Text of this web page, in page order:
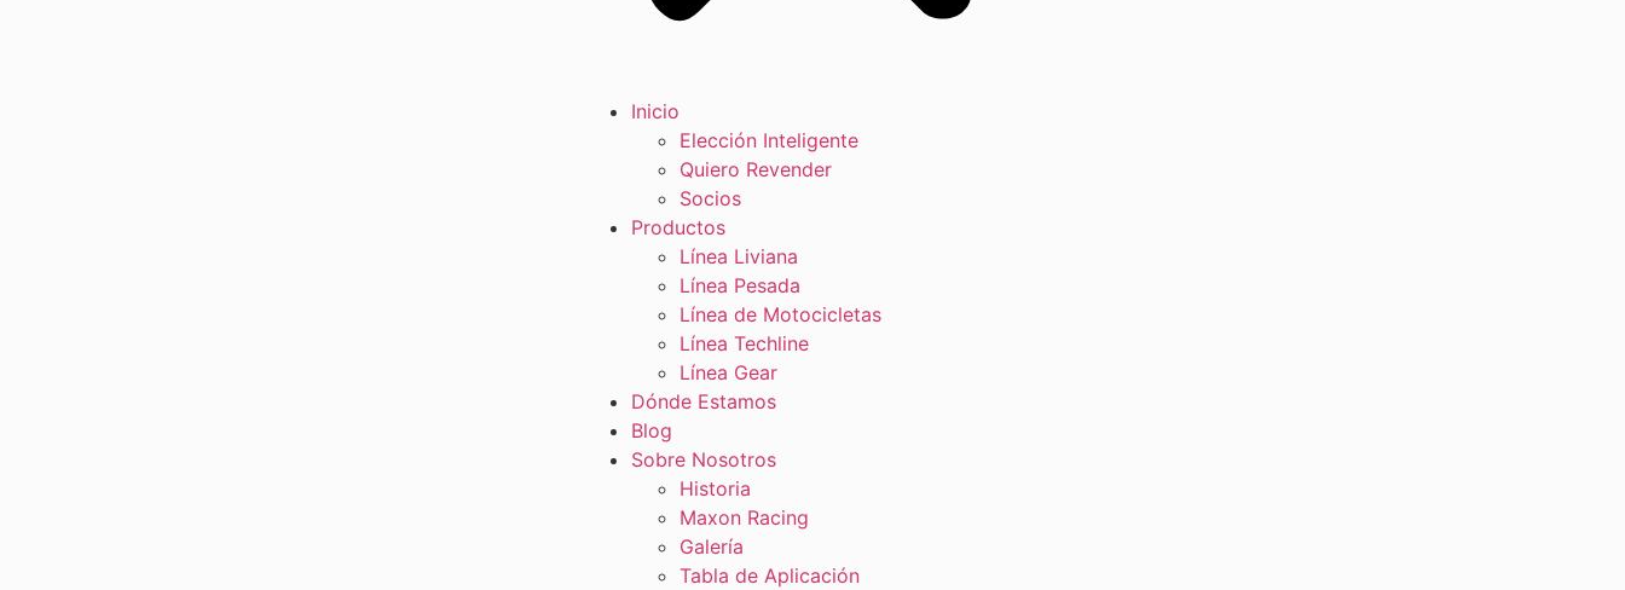
Inicio
Elección Inteligente
Quiero Revender
Socios
Productos
Línea Liviana
Línea Pesada
Línea de Motocicletas
Línea Techline
Línea Gear
Dónde Estamos
Blog
Sobre Nosotros
Historia
Maxon Racing
Galería
Tabla de Aplicación